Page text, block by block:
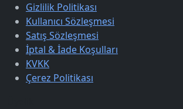
Gizlilik Politikası
Kullanıcı Sözleşmesi
Satış Sözleşmesi
İptal & İade Koşulları
KVKK
Çerez Politikası